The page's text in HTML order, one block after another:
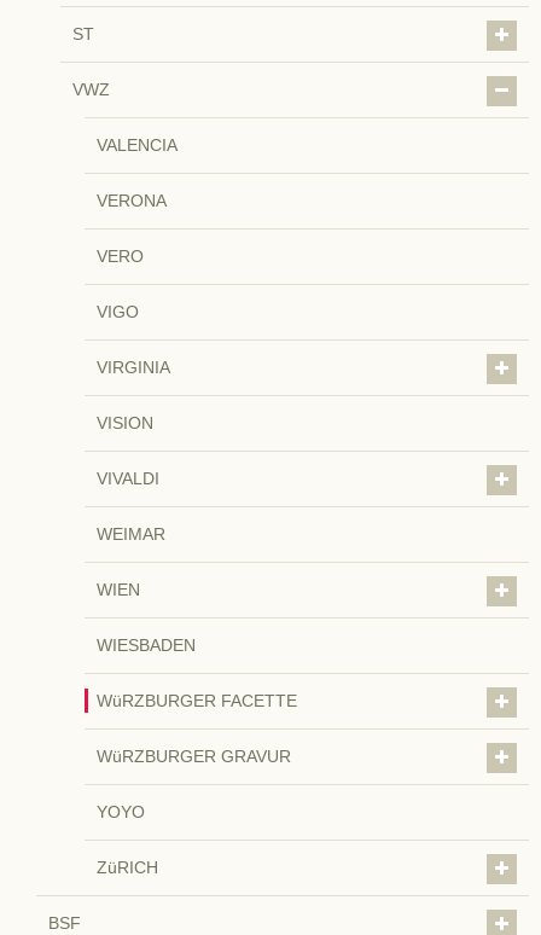
ST
VWZ
VALENCIA
VERONA
VERO
VIGO
VIRGINIA
VISION
VIVALDI
WEIMAR
WIEN
WIESBADEN
WüRZBURGER FACETTE
WüRZBURGER GRAVUR
YOYO
ZüRICH
BSF